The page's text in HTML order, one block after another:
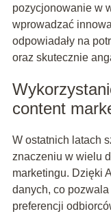
pozycjonowanie w
wprowadzać
odpowiadały na
oraz skutecznie
content
W ostatnich latach
znaczeniu w wielu
marketingu. Dzięki
danych, co
preferencji